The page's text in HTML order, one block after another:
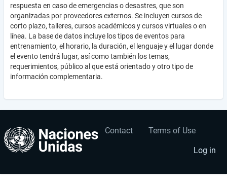
respuesta en caso de emergencias o desastres, que son
organizadas por proveedores externos. Se incluyen cursos de
corto plazo, talleres, cursos académicos y cursos virtuales o en
línea. La base de datos incluye los tipos de eventos para
entrenamiento, el horario, la duración, el lenguaje y el lugar donde
el evento tendrá lugar, así como también los temas,
requerimientos, público al que está orientado y otro tipo de
información complementaria.
Footer
Contact Terms of Use
User
account
menu
Log in